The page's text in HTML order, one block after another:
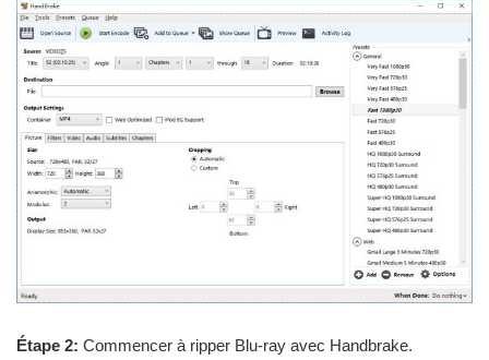
Étape 2: Commencer à ripper Blu-ray avec Handbrake.